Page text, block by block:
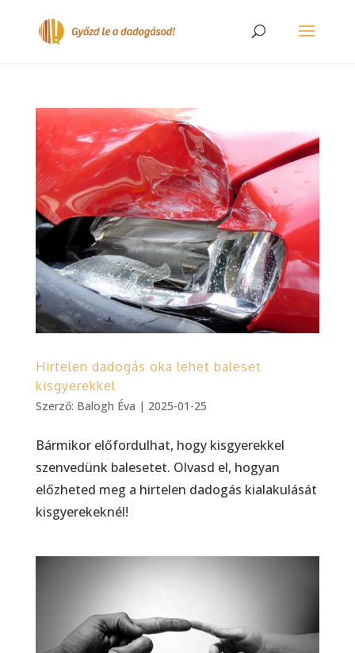
Hirtelen dadogás oka lehet baleset
kisgyerekkel
Szerző: Balogh Éva | 2025-01-25
Bármikor előfordulhat, hogy kisgyerekkel
szenvedünk balesetet. Olvasd el, hogyan
előzheted meg a hirtelen dadogás kialakulását
kisgyerekeknél!